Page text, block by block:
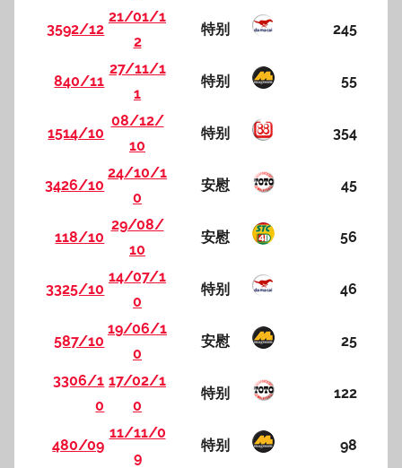
3592/12
21/01/1
2
特别 245
840/11
27/11/1
1
特别 55
1514/10
08/12/
10
特别 354
3426/10
24/10/1
0
安慰 45
118/10
29/08/
10
安慰 56
3325/10
14/07/1
0
特别 46
587/10
19/06/1
0
安慰 25
3306/1
0
17/02/1
0
特别 122
480/09
11/11/0
9
特别 98